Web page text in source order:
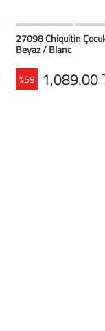
HIZLI BAK
27098 Chiquitin
Beyaz / Blanc
%59 1,089.00